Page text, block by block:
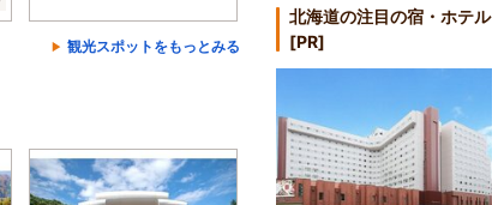
観光スポットをもっとみる
北海道の注目の宿・ホテル
[PR]